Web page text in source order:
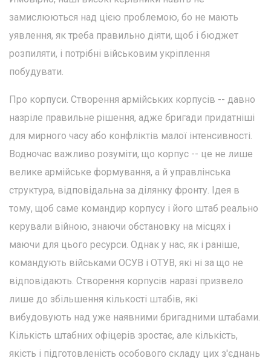
замислюються над цією проблемою, бо не мають
уявлення, як треба правильно діяти, щоб і бюджет
розпиляти, і потрібні військовим укріплення
побудувати.
Про корпуси. Створення армійських корпусів -- давно
назріле правильне рішення, адже бригади придатніші
для мирного часу або конфліктів малої інтенсивності.
Водночас важливо розуміти, що корпус -- це не лише
велике армійське формування, а й управлінська
структура, відповідальна за ділянку фронту. Ідея в
тому, щоб саме командир корпусу і його штаб реально
керували війною, знаючи обстановку на місцях і
маючи для цього ресурси. Однак у нас, як і раніше,
командують військами ОСУВ і ОТУВ, які ні за що не
відповідають. Створення корпусів наразі призвело
лише до збільшення кількості штабів, які
вибудовують над уже наявними бригадними штабами.
Кількість штабних офіцерів зростає, але кількість,
якість і підготовленість особового складу цих з'єднань